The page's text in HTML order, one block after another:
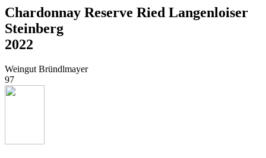
Chardonnay Reserve Ried Langenloiser
Steinberg
2022
Weingut Bründlmayer
97